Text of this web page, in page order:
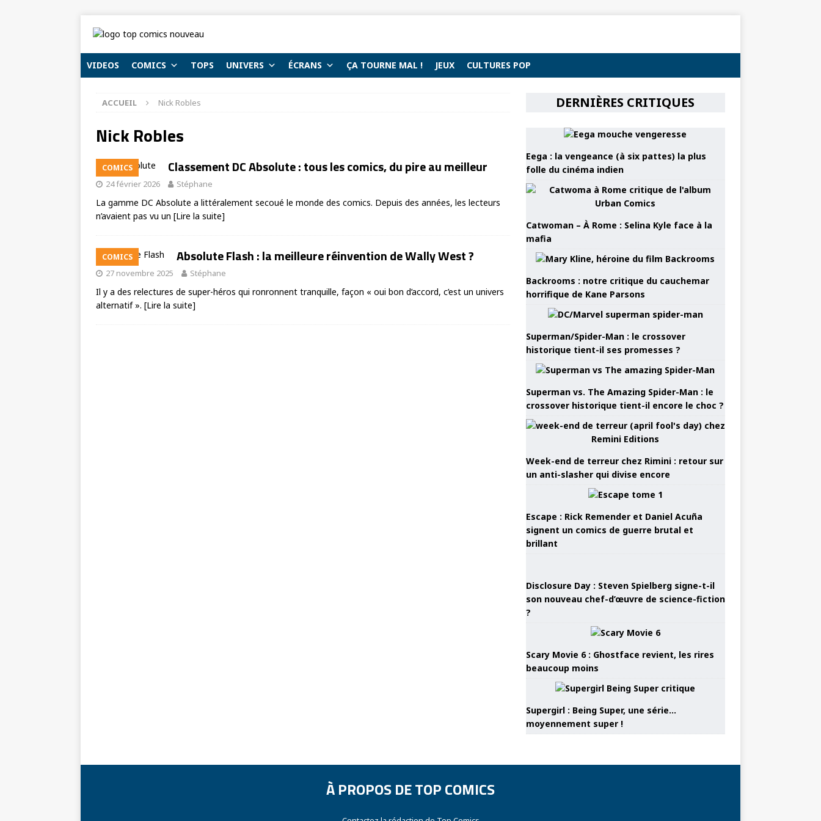
VIDEOS COMICS TOPS UNIVERS ÉCRANS ÇA TOURNE MAL ! JEUX CULTURES POP
ACCUEIL Nick Robles
Nick Robles
COMICS Classement DC Absolute : tous les comics, du pire au meilleur
24 février 2026 Stéphane
La gamme DC Absolute a littéralement secoué le monde des comics. Depuis des années, les lecteurs
n’avaient pas vu un [Lire la suite]
COMICS Absolute Flash : la meilleure réinvention de Wally West ?
27 novembre 2025 Stéphane
Il y a des relectures de super-héros qui ronronnent tranquille, façon « oui bon d’accord, c’est un univers
alternatif ». [Lire la suite]
DERNIÈRES CRITIQUES
Eega : la vengeance (à six pattes) la plus
folle du cinéma indien
Catwoman – À Rome : Selina Kyle face à la
mafia
Backrooms : notre critique du cauchemar
horrifique de Kane Parsons
Superman/Spider-Man : le crossover
historique tient-il ses promesses ?
Superman vs. The Amazing Spider-Man : le
crossover historique tient-il encore le choc ?
Week-end de terreur chez Rimini : retour sur
un anti-slasher qui divise encore
Escape : Rick Remender et Daniel Acuña
signent un comics de guerre brutal et
brillant
Disclosure Day : Steven Spielberg signe-t-il
son nouveau chef-d’œuvre de science-fiction
?
Scary Movie 6 : Ghostface revient, les rires
beaucoup moins
Supergirl : Being Super, une série…
moyennement super !
À PROPOS DE TOP COMICS